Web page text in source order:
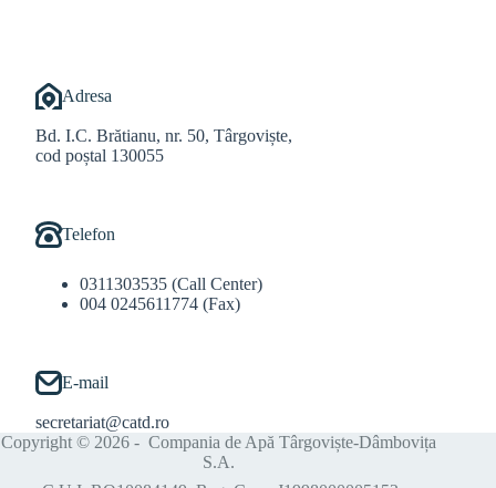
Adresa
Bd. I.C. Brătianu, nr. 50, Târgoviște,
cod poștal 130055
Telefon
0311303535 (Call Center)
004 0245611774 (Fax)
E-mail
secretariat@catd.ro
Copyright © 2026 - Compania de Apă Târgoviște-Dâmbovița
S.A.